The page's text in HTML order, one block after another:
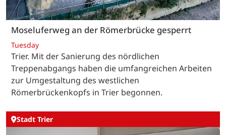
Moseluferweg an der Römerbrücke gesperrt
Tuesday
Trier. Mit der Sanierung des nördlichen
Treppenabgangs haben die umfangreichen Arbeiten
zur Umgestaltung des westlichen
Römerbrückenkopfs in Trier begonnen.
Stadt Trier